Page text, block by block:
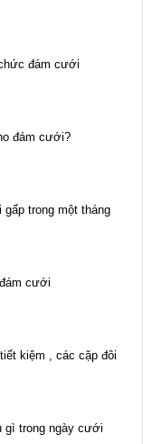
đám cưới
đám cưới?
trong một tháng
cưới
kiệm , các cặp đôi
gì trong ngày cưới